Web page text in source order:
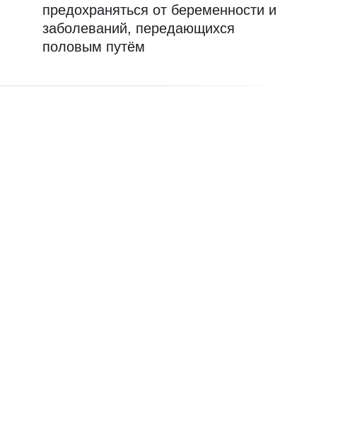
предохраняться от беременности и
заболеваний, передающихся
половым путём